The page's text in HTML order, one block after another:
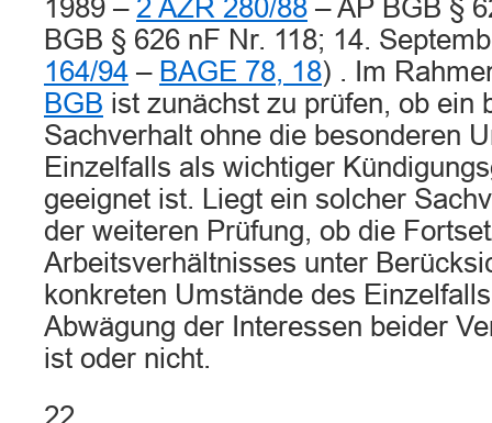
1989 – 2 AZR 280/88 – AP BGB §
BGB § 626 nF Nr. 118; 14.
164/94 – BAGE 78, 18) . Im
BGB ist zunächst zu prüfen, ob ein
Sachverhalt ohne die besonderen
Einzelfalls als wichtiger
geeignet ist. Liegt ein solcher
der weiteren Prüfung, ob die
Arbeitsverhältnisses unter
konkreten Umstände des
Abwägung der Interessen beider
ist oder nicht.
22